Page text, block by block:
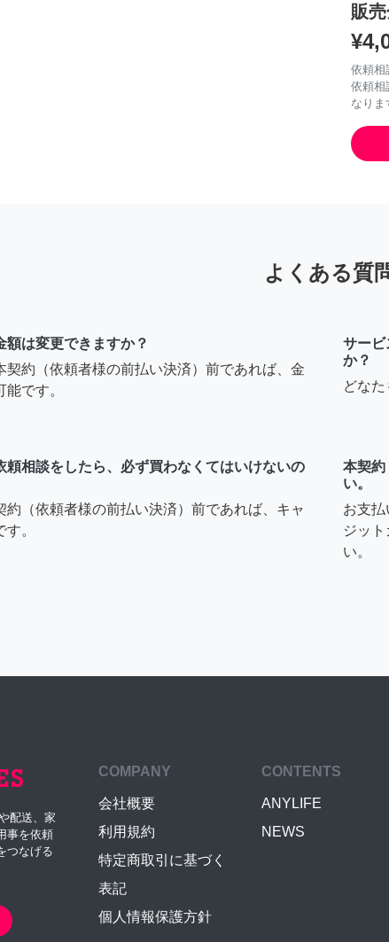
販
依頼相
依頼相
なりま
よくある質
額は変更できますか？
契約（依頼者様の前払い決済）前であれば、金
です。
サービ
か？
どな
頼相談をしたら、必ず買わなくてはいけないの
約（依頼者様の前払い決済）前であれば、キャ
。
本契約
い。
お支
ジッ
い。
配送、家
事を依頼
つなげる
COMPANY
会社概要
利用規約
特定商取引に基づく
表記
個人情報保護方針
CONTENTS
ANYLIFE
NEWS